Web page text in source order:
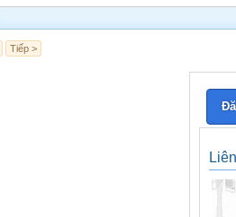
Tiếp >